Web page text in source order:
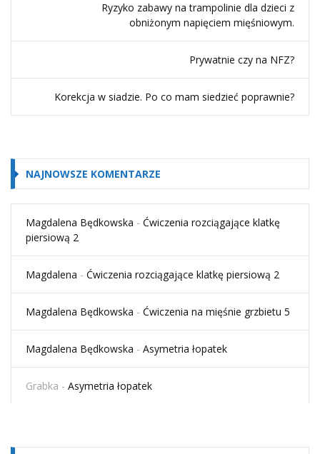
Ryzyko zabawy na trampolinie dla dzieci z
obniżonym napięciem mięśniowym.
Prywatnie czy na NFZ?
Korekcja w siadzie. Po co mam siedzieć poprawnie?
NAJNOWSZE KOMENTARZE
Magdalena Będkowska - Ćwiczenia rozciągające klatkę
piersiową 2
Magdalena - Ćwiczenia rozciągające klatkę piersiową 2
Magdalena Będkowska - Ćwiczenia na mięśnie grzbietu 5
Magdalena Będkowska - Asymetria łopatek
Grabka - Asymetria łopatek